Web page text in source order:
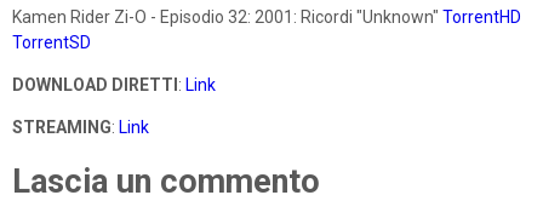
Kamen Rider Zi-O - Episodio 32: 2001: Ricordi "Unknown" TorrentHD
TorrentSD
DOWNLOAD DIRETTI : Link
STREAMING: Link
Lascia un commento